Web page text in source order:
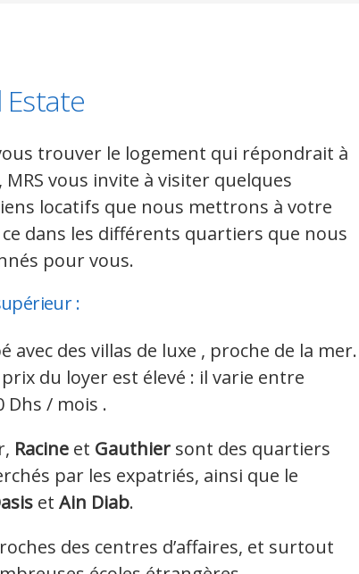
Estate
trouver le logement qui répondrait à
MRS vous invite à visiter quelques
locatifs que nous mettrons à votre
dans les différents quartiers que nous
pour vous.
:
avec des villas de luxe , proche de la mer.
du loyer est élevé : il varie entre
Dhs / mois .
Racine et Gauthier sont des quartiers
par les expatriés, ainsi que le
et Ain Diab.
des centres d’affaires, et surtout